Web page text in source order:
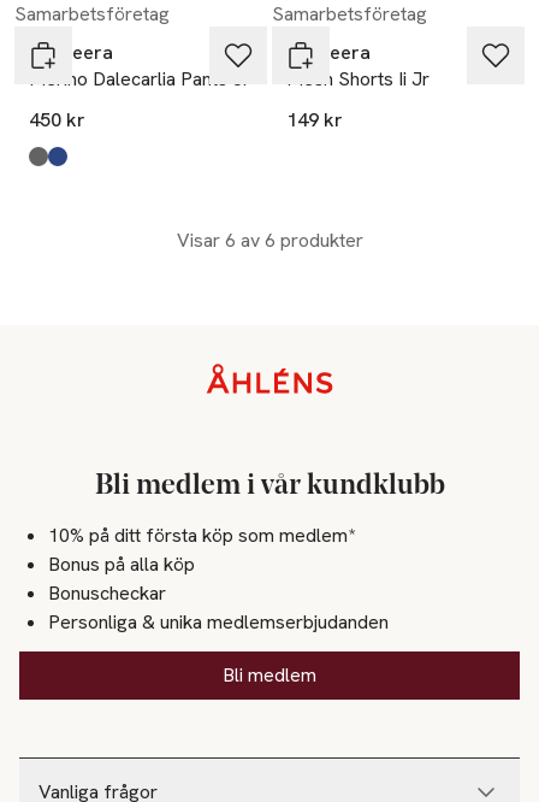
Samarbetsföretag
Bagheera
Merino Dalecarlia Pants Jr
450 kr
Produkten finns i färgerna:
dark grey/pink
navy/turquoise
Samarbetsföretag
Bagheera
Mesh Shorts Ii Jr
149 kr
Visar 6 av 6 produkter
Vanliga frågor
Bli medlem i vår kundklubb
10% på ditt första köp som medlem*
Bonus på alla köp
Bonuscheckar
Personliga & unika medlemserbjudanden
Bli medlem